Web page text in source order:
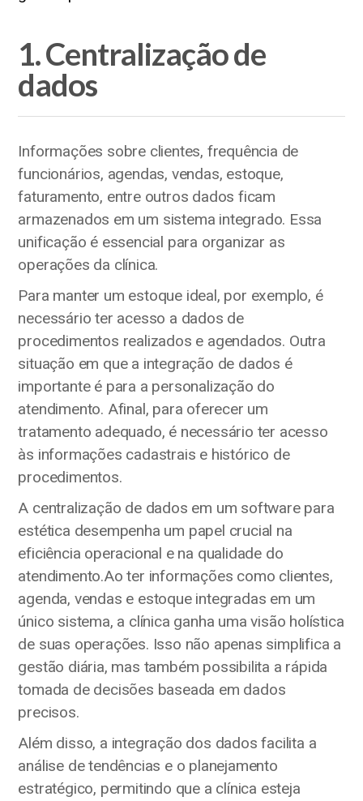
1. Centralização de
dados
Informações sobre clientes, frequência de
funcionários, agendas, vendas, estoque,
faturamento, entre outros dados ficam
armazenados em um sistema integrado. Essa
unificação é essencial para organizar as
operações da clínica.
Para manter um estoque ideal, por exemplo, é
necessário ter acesso a dados de
procedimentos realizados e agendados. Outra
situação em que a integração de dados é
importante é para a personalização do
atendimento. Afinal, para oferecer um
tratamento adequado, é necessário ter acesso
às informações cadastrais e histórico de
procedimentos.
A centralização de dados em um software para
estética desempenha um papel crucial na
eficiência operacional e na qualidade do
atendimento.Ao ter informações como clientes,
agenda, vendas e estoque integradas em um
único sistema, a clínica ganha uma visão holística
de suas operações. Isso não apenas simplifica a
gestão diária, mas também possibilita a rápida
tomada de decisões baseada em dados
precisos.
Além disso, a integração dos dados facilita a
análise de tendências e o planejamento
estratégico, permitindo que a clínica esteja